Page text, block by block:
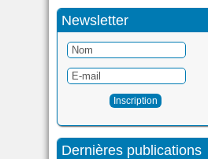
Newsletter
Dernières publications